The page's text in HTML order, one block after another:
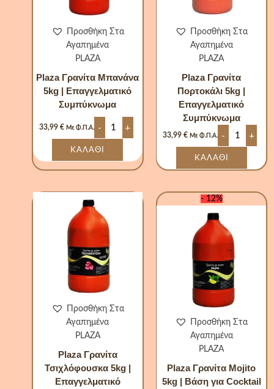
Προσθήκη Στα
Αγαπημένα
PLAZA
Plaza Γρανίτα Μπανάνα
5kg | Επαγγελματικό
Συμπύκνωμα
33,99 € Με Φ.Π.Α. - +
ΚΑΛΆΘΙ
Προσθήκη Στα
Αγαπημένα
PLAZA
Plaza Γρανίτα
Πορτοκάλι 5kg |
Επαγγελματικό
Συμπύκνωμα
33,99€ Με Φ.Π.Α. - +
ΚΑΛΆΘΙ
Προσθήκη Στα
Αγαπημένα
PLAZA
Plaza Γρανίτα
Τσιχλόφουσκα 5kg |
Επαγγελματικό
5kg
|
Επαγγελματικό
Συμπύκνωμα
ποσότητα
- 12%
Προσθήκη Στα
Αγαπημένα
PLAZA
Plaza Γρανίτα Mojito
5kg | Βάση για Cocktail
Original
price
was:
33,99 €.
Η
τρέχουσα
είναι:
29,90 €.
Plaza
Γρανίτα
Mojito
5kg
|
για
Cocktail
&
Mocktail
ποσότητα